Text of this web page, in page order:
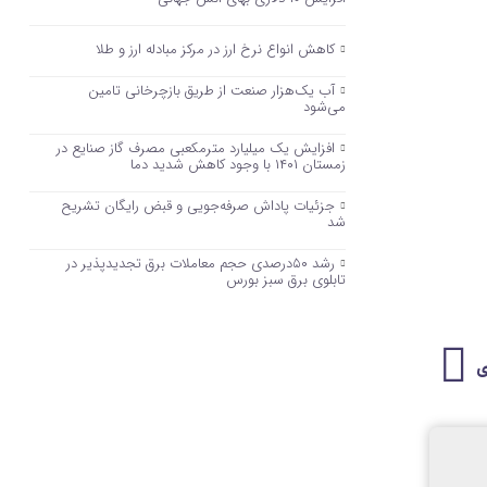
کاهش انواع نرخ ارز در مرکز مبادله ارز و طلا
آب یک‌هزار صنعت از طریق بازچرخانی تامین
می‌شود
افزایش یک میلیارد مترمکعبی مصرف گاز صنایع در
زمستان ۱۴۰۱ با وجود کاهش شدید دما
جزئیات پاداش صرفه‌جویی و قبض رایگان تشریح
شد
رشد ۵۰درصدی حجم معاملات برق تجدیدپذیر در
تابلوی برق سبز بورس